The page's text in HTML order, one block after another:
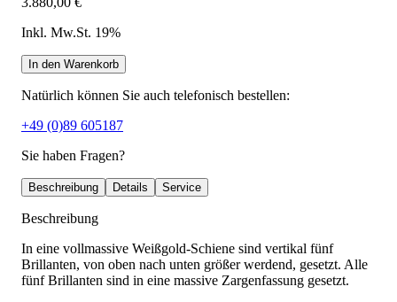
Inkl. Mw.St. 19%
In den Warenkorb
Natürlich können Sie auch telefonisch bestellen:
+49 (0)89 605187
Sie haben Fragen?
Beschreibung Details Service
Beschreibung
In eine vollmassive Weißgold-Schiene sind vertikal fünf
Brillanten, von oben nach unten größer werdend, gesetzt. Alle
fünf Brillanten sind in eine massive Zargenfassung gesetzt.